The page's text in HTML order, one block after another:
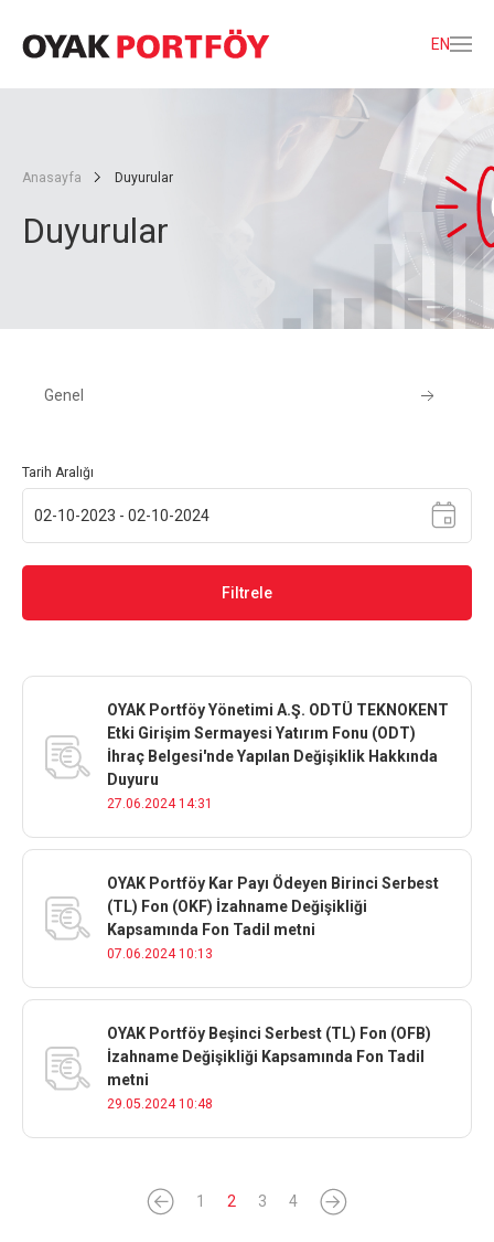
EN
Anasayfa Duyurular
Duyurular
Genel
Tarih Aralığı
Filtrele
OYAK Portföy Yönetimi A.Ş. ODTÜ TEKNOKENT
Etki Girişim Sermayesi Yatırım Fonu (ODT)
İhraç Belgesi'nde Yapılan Değişiklik Hakkında
Duyuru
27.06.2024 14:31
OYAK Portföy Kar Payı Ödeyen Birinci Serbest
(TL) Fon (OKF) İzahname Değişikliği
Kapsamında Fon Tadil metni
07.06.2024 10:13
OYAK Portföy Beşinci Serbest (TL) Fon (OFB)
İzahname Değişikliği Kapsamında Fon Tadil
metni
29.05.2024 10:48
1 2 3 4